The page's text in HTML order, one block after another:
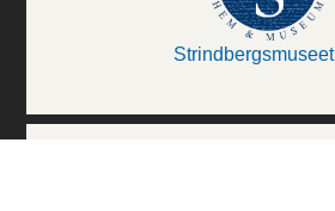
Strindbergsmuseet